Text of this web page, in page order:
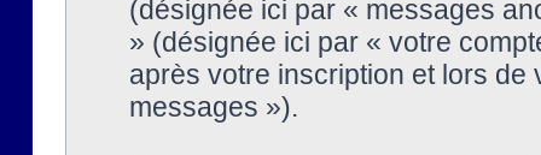
(désignée ici par « messages
» (désignée ici par « votre
après votre inscription et lors
messages »).